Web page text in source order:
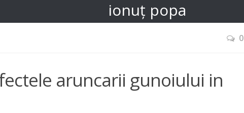
ionuț popa
0
aruncarii gunoiului in